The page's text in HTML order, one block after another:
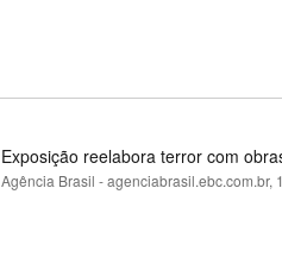
Exposição reelabora terror com
Agência Brasil - agenciabrasil.ebc.com.br,